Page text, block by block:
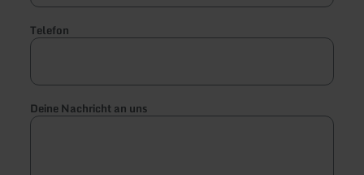
Telefon
Deine Nachricht an uns